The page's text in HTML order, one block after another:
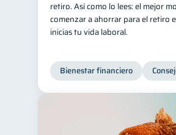
retiro. Así como lo lees: el mejor
comenzar a ahorrar para el retiro
inicias tu vida laboral.
Bienestar financiero